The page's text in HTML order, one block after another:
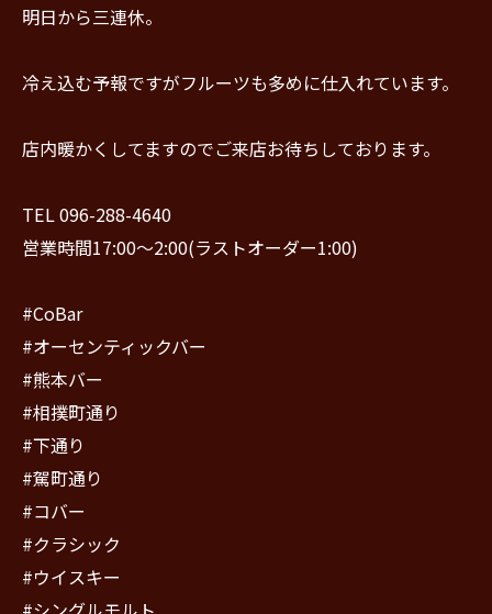
明日から三連休。
冷え込む予報ですがフルーツも多めに仕入れています。
店内暖かくしてますのでご来店お待ちしております。
TEL 096-288-4640
営業時間17:00〜2:00(ラストオーダー1:00)
#CoBar
#オーセンティックバー
#熊本バー
#相撲町通り
#下通り
#駕町通り
#コバー
#クラシック
#ウイスキー